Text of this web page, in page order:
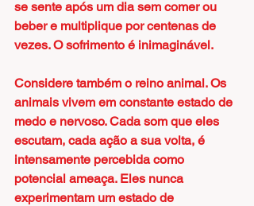
se sente após um dia sem comer ou
beber e multiplique por centenas de
vezes. O sofrimento é inimaginável.
Considere também o reino animal. Os
animais vivem em constante estado de
medo e nervoso. Cada som que eles
escutam, cada ação a sua volta, é
intensamente percebida como
potencial ameaça. Eles nunca
experimentam um estado de